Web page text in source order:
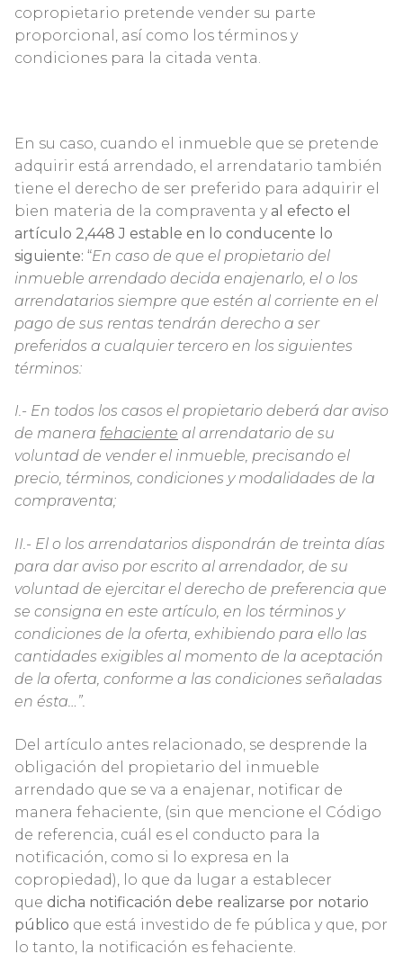
copropietario pretende vender su parte
proporcional, así como los términos y
condiciones para la citada venta.
En su caso, cuando el inmueble que se pretende
adquirir está arrendado, el arrendatario también
tiene el derecho de ser preferido para adquirir el
bien materia de la compraventa y al efecto el
artículo 2,448 J estable en lo conducente lo
siguiente: “En caso de que el propietario del
inmueble arrendado decida enajenarlo, el o los
arrendatarios siempre que estén al corriente en el
pago de sus rentas tendrán derecho a ser
preferidos a cualquier tercero en los siguientes
términos:
I.- En todos los casos el propietario deberá dar aviso
de manera fehaciente al arrendatario de su
voluntad de vender el inmueble, precisando el
precio, términos, condiciones y modalidades de la
compraventa;
II.- El o los arrendatarios dispondrán de treinta días
para dar aviso por escrito al arrendador, de su
voluntad de ejercitar el derecho de preferencia que
se consigna en este artículo, en los términos y
condiciones de la oferta, exhibiendo para ello las
cantidades exigibles al momento de la aceptación
de la oferta, conforme a las condiciones señaladas
en ésta…”.
Del artículo antes relacionado, se desprende la
obligación del propietario del inmueble
arrendado que se va a enajenar, notificar de
manera fehaciente, (sin que mencione el Código
de referencia, cuál es el conducto para la
notificación, como si lo expresa en la
copropiedad), lo que da lugar a establecer
que dicha notificación debe realizarse por notario
público que está investido de fe pública y que, por
lo tanto, la notificación es fehaciente.